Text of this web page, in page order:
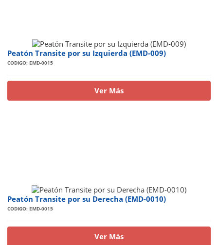
Peatón Transite por su Izquierda (EMD-009)
CODIGO: EMD-0015
Ver Más
Peatón Transite por su Derecha (EMD-0010)
CODIGO: EMD-0015
Ver Más